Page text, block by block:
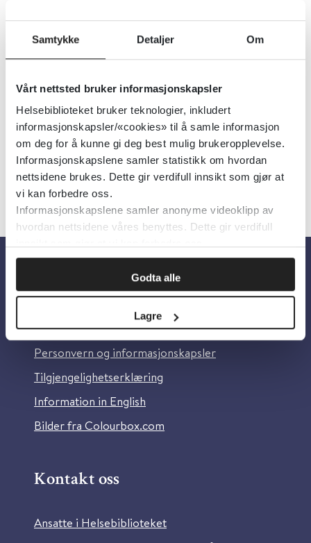
Samtykke Detaljer Om
Vårt nettsted bruker informasjonskapsler
Helsebiblioteket bruker teknologier, inkludert
informasjonskapsler/«cookies» til å samle informasjon
om deg for å kunne gi deg best mulig brukeropplevelse.
Informasjonskapslene samler statistikk om hvordan
nettsidene brukes. Dette gir verdifull innsikt som gjør at
vi kan forbedre oss.
Informasjonskapslene samler anonyme videoklipp av
hvordan nettsidene våres benyttes. Dette gir verdifull
Godta alle
Lagre
Indiana University
Detaljer
« 1 ... 57 58 59 60 61 »
Om Helsebiblioteket
Personvern og informasjonskapsler
Tilgjengelighetserklæring
Information in English
Bilder fra Colourbox.com
Kontakt oss
Ansatte i Helsebiblioteket